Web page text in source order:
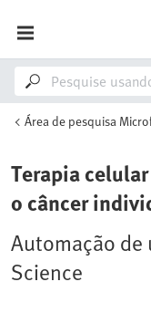
Área de pesquisa
Terapia
o câncer
Automação de
Science